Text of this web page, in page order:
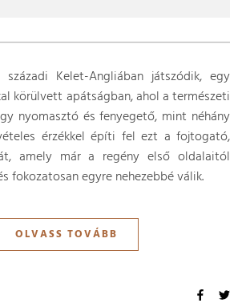
körülvett apátságban, ahol a természeti
nyomasztó és fenyegető, mint néhány
érzékkel építi fel ezt a fojtogató,
amely már a regény első oldalaitól
fokozatosan egyre nehezebbé válik.
OLVASS TOVÁBB